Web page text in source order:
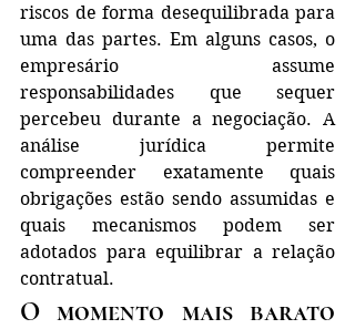
riscos de forma desequilibrada para
uma das partes. Em alguns casos, o
empresário assume
responsabilidades que sequer
percebeu durante a negociação. A
análise jurídica permite
compreender exatamente quais
obrigações estão sendo assumidas e
quais mecanismos podem ser
adotados para equilibrar a relação
contratual.
O momento mais barato